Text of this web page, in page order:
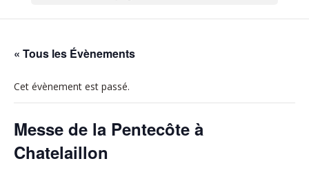
« Tous les Évènements
Cet évènement est passé.
Messe de la Pentecôte à
Chatelaillon